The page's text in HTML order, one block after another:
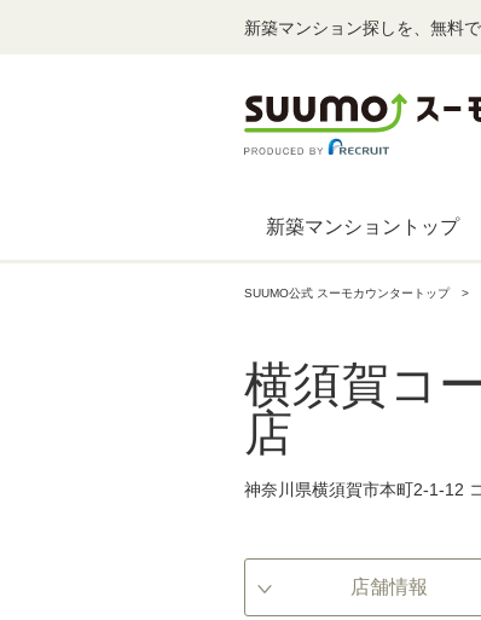
新築マンション探しを、無料
新築マンショントップ
SUUMO公式 スーモカウンタートップ
横須賀コ
店
神奈川県横須賀市本町2-1-12
店舗情報